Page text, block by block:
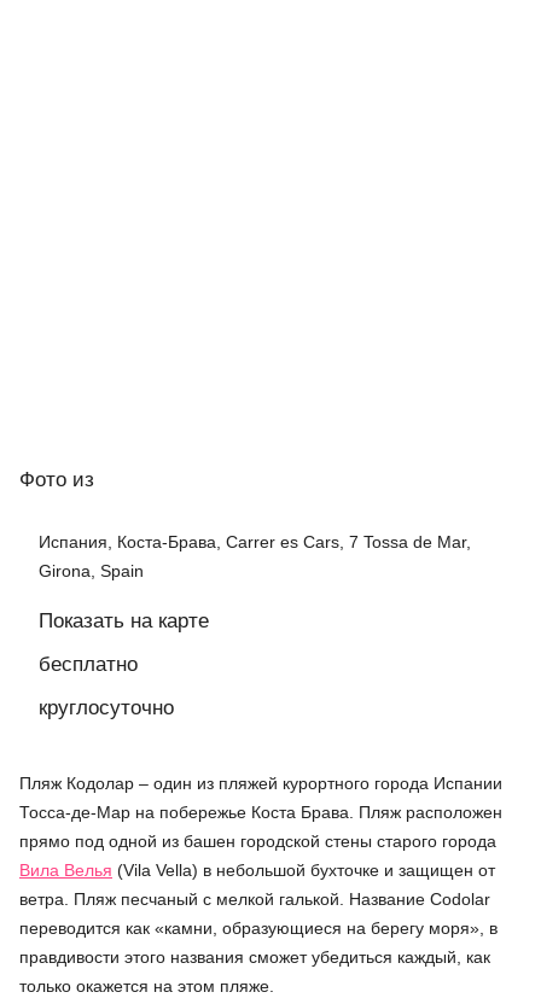
Фото из
Испания, Коста-Брава, Carrer es Cars, 7 Tossa de Mar,
Girona, Spain
Показать на карте
бесплатно
круглосуточно
Пляж Кодолар – один из пляжей курортного города Испании
Тосса-де-Мар на побережье Коста Брава. Пляж расположен
прямо под одной из башен городской стены старого города
Вила Велья (Vila Vella) в небольшой бухточке и защищен от
ветра. Пляж песчаный с мелкой галькой. Название Codolar
переводится как «камни, образующиеся на берегу моря», в
правдивости этого названия сможет убедиться каждый, как
только окажется на этом пляже.